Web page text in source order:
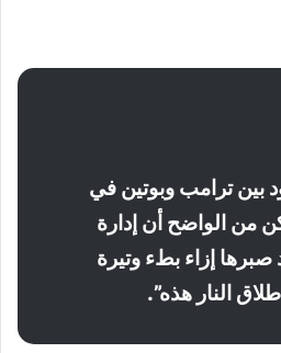
بين ترامب وبوتين في
من الواضح أن إدارة
إزاء بطء وتيرة
النار هذه”.